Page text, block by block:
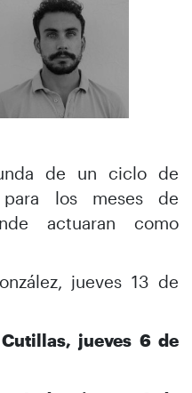
de un ciclo de
para los meses de
actuaran como
jueves 13 de
jueves 6 de